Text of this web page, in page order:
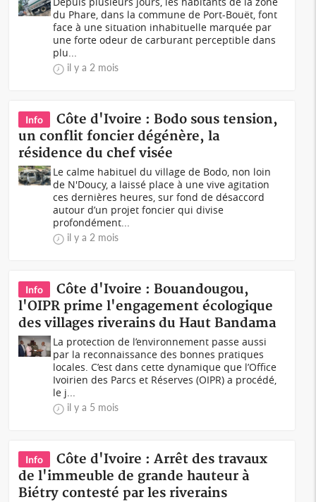
du Phare, dans la commune de Port-Bouët, font
face à une situation inhabituelle marquée par
une forte odeur de carburant perceptible dans
plu...
il y a 2 mois
Info
Côte d'Ivoire : Bodo sous tension,
un conflit foncier dégénère, la
résidence du chef visée
Le calme habituel du village de Bodo, non loin
de N'Doucy, a laissé place à une vive agitation
ces dernières heures, sur fond de désaccord
autour d’un projet foncier qui divise
profondément...
il y a 2 mois
Info
Côte d'Ivoire : Bouandougou,
l'OIPR prime l'engagement écologique
des villages riverains du Haut Bandama
La protection de l’environnement passe aussi
par la reconnaissance des bonnes pratiques
locales. C’est dans cette dynamique que l’Office
Ivoirien des Parcs et Réserves (OIPR) a procédé,
le j...
il y a 5 mois
Info
Côte d'Ivoire : Arrêt des travaux
de l'immeuble de grande hauteur à
Biétry contesté par les riverains